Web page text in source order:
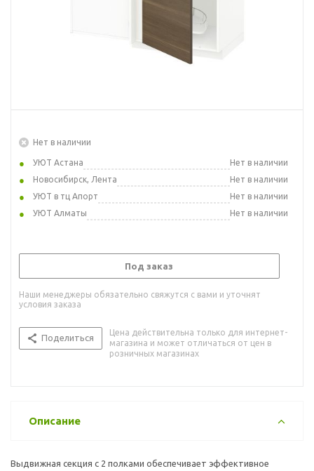
Нет в наличии
УЮТ Астана
Нет в наличии
Новосибирск, Лента
Нет в наличии
УЮТ в тц Апорт
Нет в наличии
УЮТ Алматы
Нет в наличии
Под заказ
Наши менеджеры обязательно свяжутся с вами и уточнят
условия заказа
Поделиться
Цена действительна только для интернет-
магазина и может отличаться от цен в
розничных магазинах
Описание
Выдвижная секция с 2 полками обеспечивает эффективное